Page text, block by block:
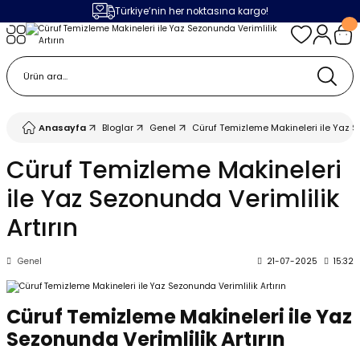
Türkiye’nin her noktasına kargo!
Anasayfa Bloglar Genel Cüruf Temizleme Makineleri ile Yaz
Cüruf Temizleme Makineleri
ile Yaz Sezonunda Verimlilik
Artırın
Genel 21-07-2025 15:32
Cüruf Temizleme Makineleri ile Yaz
Sezonunda Verimlilik Artırın
Geri Dön
Ürünleri
Geri Dön
Geri Dön
Sistemleri
Geri Dön
Montaj Ekipmanı